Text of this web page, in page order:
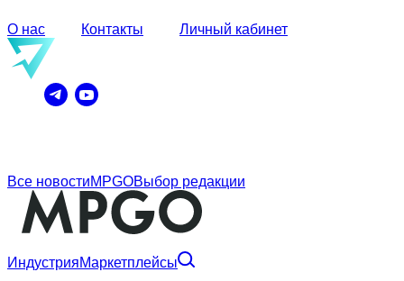
О нас Контакты Личный кабинет
Все новостиMPGOВыбор редакции
ИндустрияМаркетплейсы